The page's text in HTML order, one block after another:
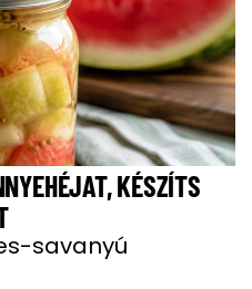
KÉSZÍTS
savanyú